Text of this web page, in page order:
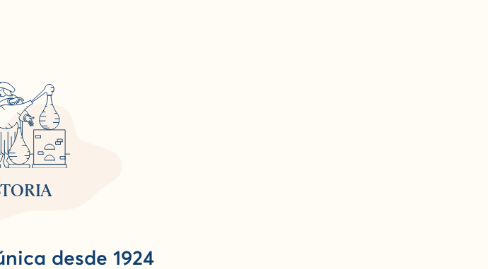
desde 1924